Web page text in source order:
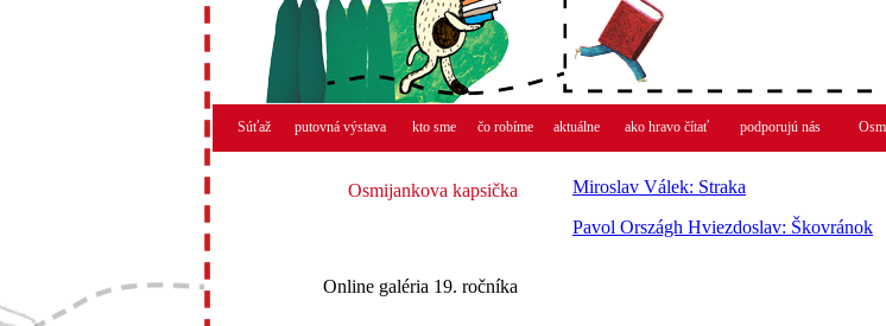
Súťaž putovná výstava kto sme čo robíme aktuálne ako hravo čítať podporujú nás
Osmijankova kapsička
Online galéria 19. ročníka
Miroslav Válek: Straka
Pavol Országh Hviezdoslav: Škovránok